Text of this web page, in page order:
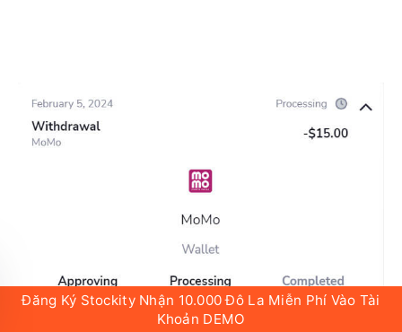
Đăng Ký Stockity Nhận 10.000 Đô La Miễn Phí Vào Tài
Khoản DEMO